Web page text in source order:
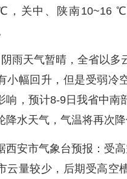
，关中、陕南10~16
天气暂晴，全省以多
小幅回升，但是受弱冷
响，预计8-9日我省中南
降水天气，气温将再次降
安市气象台预报：受高
云量较少，后期受高空